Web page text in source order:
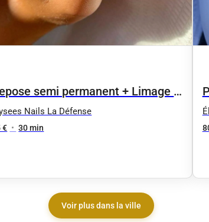
semi permanent + Limage _
Nails La Défense
€ • 30 min
Voir plus dans la ville